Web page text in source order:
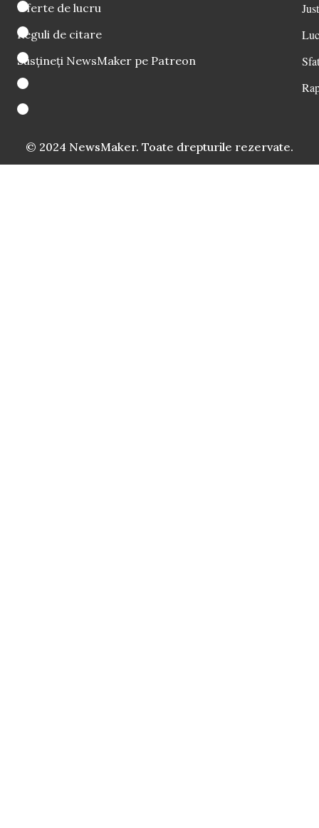
Oferte de lucru
Reguli de citare
Susțineți NewsMaker pe Patreon
© 2024 NewsMaker. Toate drepturile rezervate.